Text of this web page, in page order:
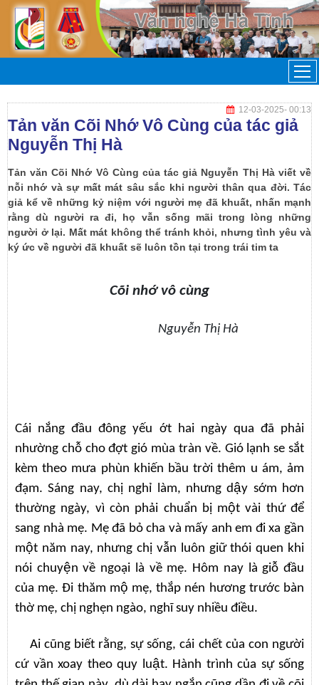
12-03-2025- 00:13
Tản văn Cõi Nhớ Vô Cùng của tác giả
Nguyễn Thị Hà
Tản văn Cõi Nhớ Vô Cùng của tác giả Nguyễn Thị Hà viết về
nỗi nhớ và sự mất mát sâu sắc khi người thân qua đời. Tác
giả kể về những kỷ niệm với người mẹ đã khuất, nhấn mạnh
rằng dù người ra đi, họ vẫn sống mãi trong lòng những
người ở lại. Mất mát không thể tránh khỏi, nhưng tình yêu và
ký ức về người đã khuất sẽ luôn tồn tại trong trái tim ta
Cõi nhớ vô cùng
Nguyễn Thị Hà
Cái nắng đầu đông yếu ớt hai ngày qua đã phải
nhường chỗ cho đợt gió mùa tràn về. Gió lạnh se sắt
kèm theo mưa phùn khiến bầu trời thêm u ám, ảm
đạm. Sáng nay, chị nghỉ làm, nhưng dậy sớm hơn
thường ngày, vì còn phải chuẩn bị một vài thứ để
sang nhà mẹ. Mẹ đã bỏ cha và mấy anh em đi xa gần
một năm nay, nhưng chị vẫn luôn giữ thói quen khi
nói chuyện về ngoại là về mẹ. Hôm nay là giỗ đầu
của mẹ. Đi thăm mộ mẹ, thắp nén hương trước bàn
thờ mẹ, chị nghẹn ngào, nghĩ suy nhiều điều.
Ai cũng biết rằng, sự sống, cái chết của con người
cứ vần xoay theo quy luật. Hành trình của sự sống